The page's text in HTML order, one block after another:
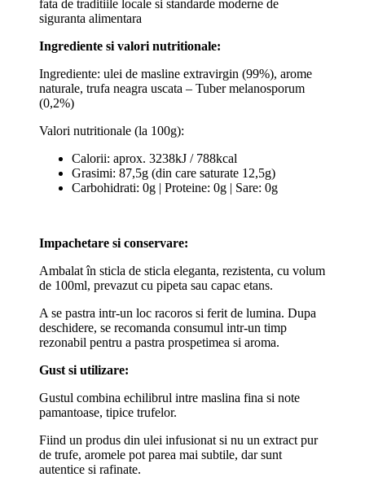
fata de traditiile locale si standarde moderne de
siguranta alimentara
Ingrediente si valori nutritionale:
Ingrediente: ulei de masline extravirgin (99%), arome
naturale, trufa neagra uscata – Tuber melanosporum
(0,2%)
Valori nutritionale (la 100g):
Calorii: aprox. 3238kJ / 788kcal
Grasimi: 87,5g (din care saturate 12,5g)
Carbohidrati: 0g | Proteine: 0g | Sare: 0g
Impachetare si conservare:
Ambalat în sticla de sticla eleganta, rezistenta, cu volum
de 100ml, prevazut cu pipeta sau capac etans.
A se pastra intr-un loc racoros si ferit de lumina. Dupa
deschidere, se recomanda consumul intr-un timp
rezonabil pentru a pastra prospetimea si aroma.
Gust si utilizare:
Gustul combina echilibrul intre maslina fina si note
pamantoase, tipice trufelor.
Fiind un produs din ulei infusionat si nu un extract pur
de trufe, aromele pot parea mai subtile, dar sunt
autentice si rafinate.